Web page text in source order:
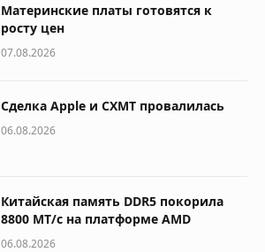
Материнские платы готовятся к
росту цен
07.08.2026
Сделка Apple и CXMT провалилась
06.08.2026
Китайская память DDR5 покорила
8800 МТ/с на платформе AMD
06.08.2026